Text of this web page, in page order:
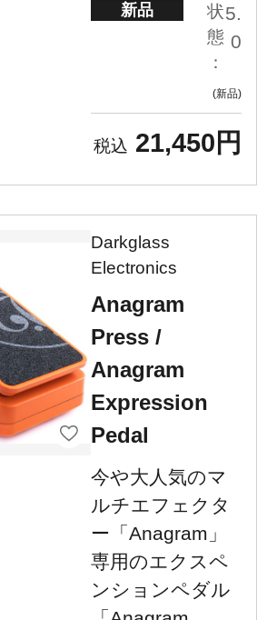
新品
状
態
：
5.
0
新品
21,450円
Darkglass
Electronics
Anagram
Press /
Anagram
Expression
Pedal
今や大人気のマ
ルチエフェクタ
ー「Anagram」
専用のエクスペ
ンションペダル